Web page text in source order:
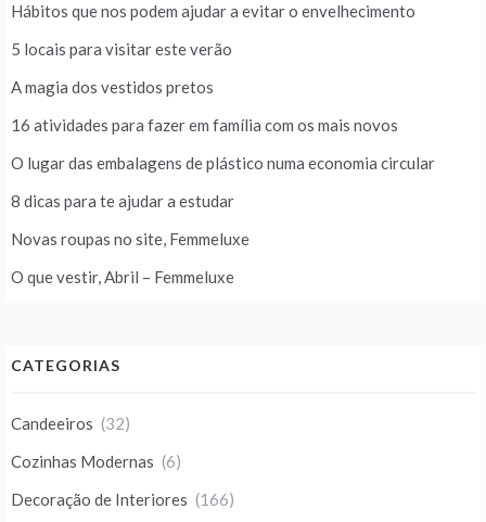
Hábitos que nos podem ajudar a evitar o envelhecimento
5 locais para visitar este verão
A magia dos vestidos pretos
16 atividades para fazer em família com os mais novos
O lugar das embalagens de plástico numa economia circular
8 dicas para te ajudar a estudar
Novas roupas no site, Femmeluxe
O que vestir, Abril – Femmeluxe
CATEGORIAS
Candeeiros (32)
Cozinhas Modernas (6)
Decoração de Interiores (166)